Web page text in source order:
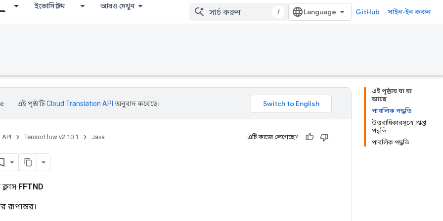
ইকোসিস্টেম আরও দেখুন
/ GitHub সাইন-ইন করুন
এই পৃষ্ঠায় যা যা
আছে
পাবলিক পদ্ধতি
উত্তরাধিকারসূত্রে প্রাপ্ত
পদ্ধতি
পাবলিক পদ্ধতি
এই পৃষ্ঠাটিCloud Translation API অনুবাদ করেছে।
API TensorFlow v2.10.1 Java এটি কাজে লেগেছে?
FFTND
রূপান্তর।